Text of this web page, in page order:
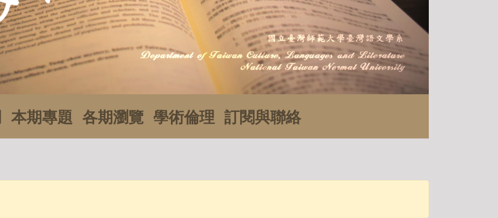
本期專題 各期瀏覽 學術倫理 訂閱與聯絡